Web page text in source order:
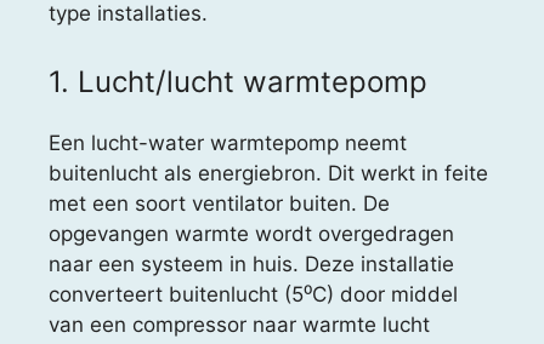
type installaties.
1. Lucht/lucht warmtepomp
Een lucht-water warmtepomp neemt
buitenlucht als energiebron. Dit werkt in feite
met een soort ventilator buiten. De
opgevangen warmte wordt overgedragen
naar een systeem in huis. Deze installatie
converteert buitenlucht (5⁰C) door middel
van een compressor naar warmte lucht